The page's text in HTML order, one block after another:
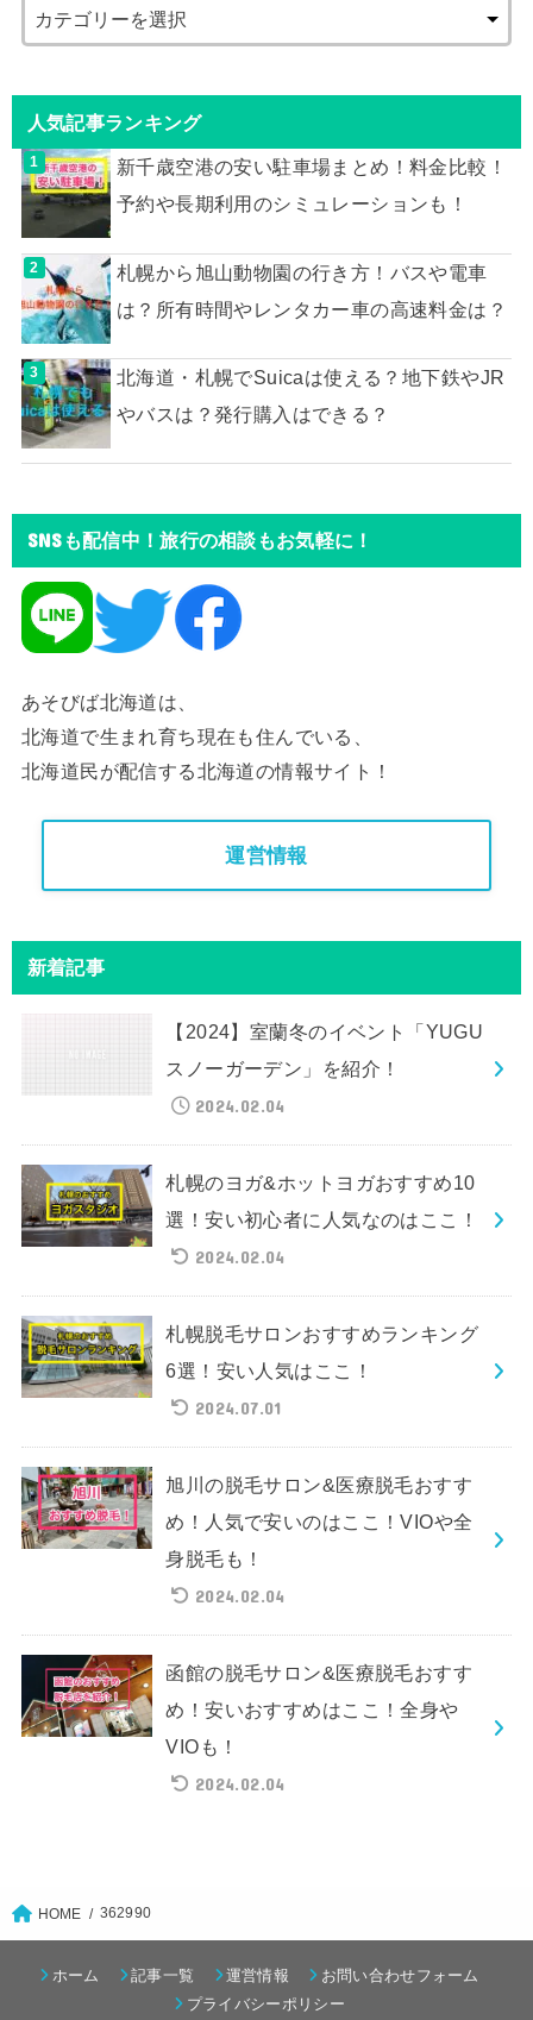
人気記事ランキング
新千歳空港の安い駐車場まとめ！料金比較！
予約や長期利用のシミュレーションも！
札幌から旭山動物園の行き方！バスや電車
は？所有時間やレンタカー車の高速料金は？
北海道・札幌でSuicaは使える？地下鉄やJR
やバスは？発行購入はできる？
SNSも配信中！旅行の相談もお気軽に！
あそびば北海道は、
北海道で生まれ育ち現在も住んでいる、
北海道民が配信する北海道の情報サイト！
運営情報
新着記事
【2024】室蘭冬のイベント「YUGU
スノーガーデン」を紹介！
2024.02.04
札幌のヨガ&ホットヨガおすすめ10
選！安い初心者に人気なのはここ！
2024.02.04
札幌脱毛サロンおすすめランキング
6選！安い人気はここ！
2024.07.01
旭川の脱毛サロン&医療脱毛おすす
め！人気で安いのはここ！VIOや全
身脱毛も！
2024.02.04
函館の脱毛サロン&医療脱毛おすす
め！安いおすすめはここ！全身や
VIOも！
2024.02.04
HOME 362990
ホーム 記事一覧 運営情報
お問い合わせフォーム
プライバシーポリシー